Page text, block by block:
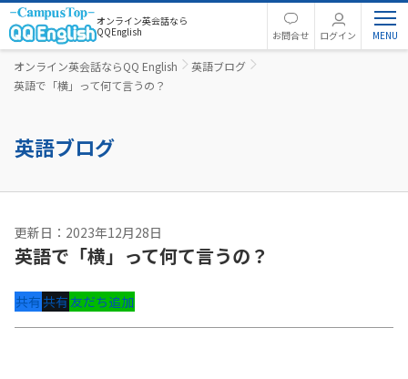
オンライン英会話なら
QQEnglish
お問合せ ログイン
オンライン英会話ならQQ English
英語ブログ
英語で「横」って何て言うの？
英語ブログ
更新日：2023年12月28日
英語で「横」って何て言うの？
共有共有友だち追加